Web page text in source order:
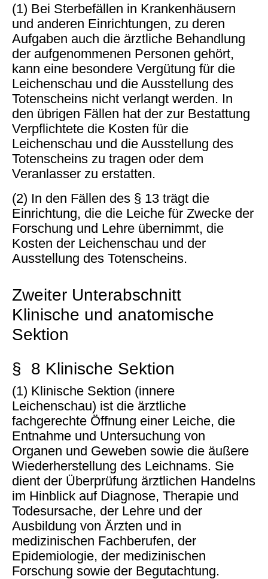
(1) Bei Sterbefällen in Krankenhäusern
und anderen Einrichtungen, zu deren
Aufgaben auch die ärztliche Behandlung
der aufgenommenen Personen gehört,
kann eine besondere Vergütung für die
Leichenschau und die Ausstellung des
Totenscheins nicht verlangt werden. In
den übrigen Fällen hat der zur Bestattung
Verpflichtete die Kosten für die
Leichenschau und die Ausstellung des
Totenscheins zu tragen oder dem
Veranlasser zu erstatten.
(2) In den Fällen des § 13 trägt die
Einrichtung, die die Leiche für Zwecke der
Forschung und Lehre übernimmt, die
Kosten der Leichenschau und der
Ausstellung des Totenscheins.
Zweiter Unterabschnitt
Klinische und anatomische
Sektion
§ 8 Klinische Sektion
(1) Klinische Sektion (innere
Leichenschau) ist die ärztliche
fachgerechte Öffnung einer Leiche, die
Entnahme und Untersuchung von
Organen und Geweben sowie die äußere
Wiederherstellung des Leichnams. Sie
dient der Überprüfung ärztlichen Handelns
im Hinblick auf Diagnose, Therapie und
Todesursache, der Lehre und der
Ausbildung von Ärzten und in
medizinischen Fachberufen, der
Epidemiologie, der medizinischen
Forschung sowie der Begutachtung.